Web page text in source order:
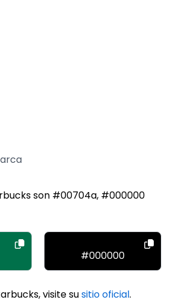
son #00704a, #000000
#000000
visite susitio oficial.